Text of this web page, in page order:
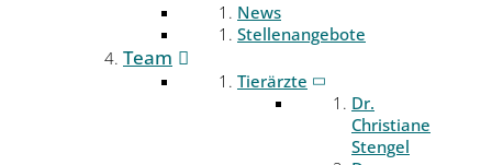
News
Stellenangebote
Team
Tierärzte
Dr.
Christiane
Stengel